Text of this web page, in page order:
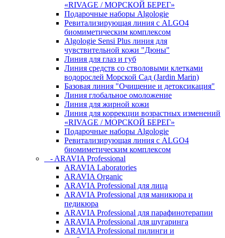
«RIVAGE / МОРСКОЙ БЕРЕГ»
Подарочные наборы Algologie
Ревитализирующая линия с ALGO4
биомиметическим комплексом
Algologie Sensi Plus линия для
чувcтвительной кожи "Дюны"
Линия для глаз и губ
Линия средств со стволовыми клетками
водорослей Морской Сад (Jardin Marin)
Базовая линия "Очищение и детоксикация"
Линия глобальное омоложение
Линия для жирной кожи
Линия для коррекции возрастных изменений
«RIVAGE / МОРСКОЙ БЕРЕГ»
Подарочные наборы Algologie
Ревитализирующая линия с ALGO4
биомиметическим комплексом
- ARAVIA Professional
ARAVIA Laboratories
ARAVIA Organic
ARAVIA Professional для лица
ARAVIA Professional для маникюра и
педикюра
ARAVIA Professional для парафинотерапии
ARAVIA Professional для шугаринга
ARAVIA Professional пилинги и